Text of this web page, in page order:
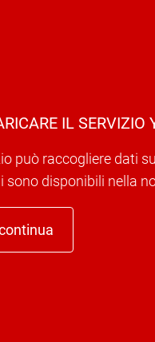
IL SERVIZIO
può raccogliere dati
disponibili nella